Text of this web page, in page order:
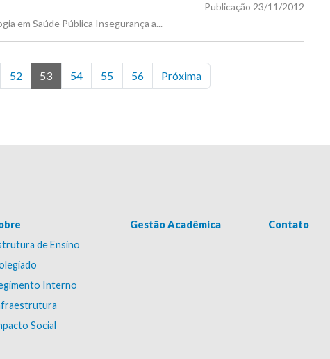
em Saúde Pública Insegurança a...
Publicação 23/11/2012
52 53 54 55 56 Próxima
de Ensino
Interno
Social
Gestão Acadêmica Contato